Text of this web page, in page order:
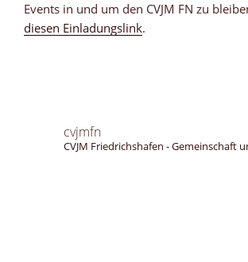
Events in und um den CVJM FN zu
diesen Einladungslink.
cvjmfn
CVJM Friedrichshafen - Gemeinschaft